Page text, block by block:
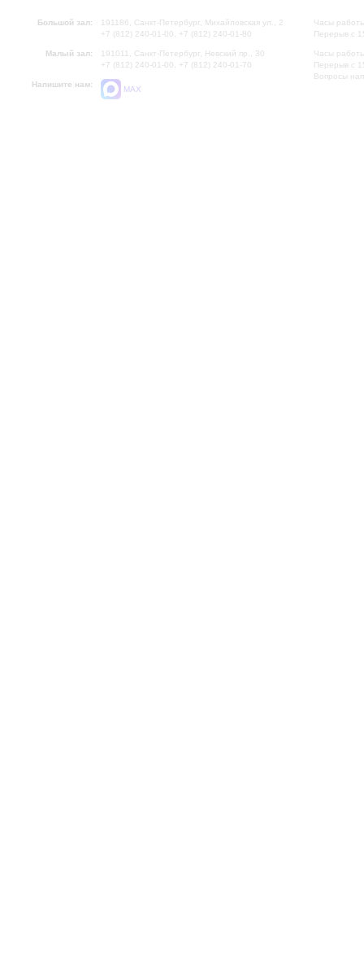
Большой зал:
191186, Санкт-Петербург, Михайловская ул., 2
+7 (812) 240-01-00, +7 (812) 240-01-80
Малый зал:
191011, Санкт-Петербург, Невский пр., 30
+7 (812) 240-01-00, +7 (812) 240-01-70
Напишите нам:
MAX
Часы
Перерыв с
Часы
Перерыв с
Вопросы